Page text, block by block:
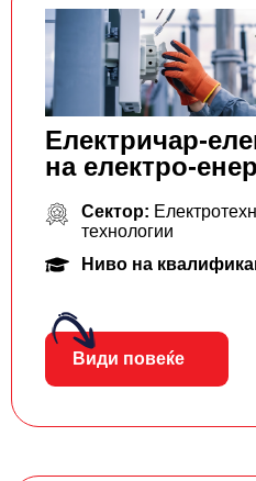
Електричар-
на електро-
Сектор:
технологии
Ниво на
Види повеќе